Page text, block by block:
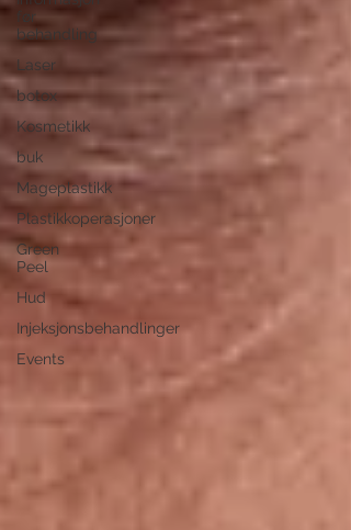
før
behandling
Laser
botox
Kosmetikk
buk
Mageplastikk
Plastikkoperasjoner
Green
Peel
Hud
Injeksjonsbehandlinger
Events